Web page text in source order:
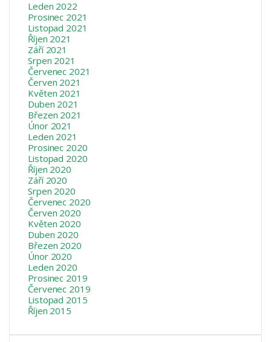
Leden 2022
Prosinec 2021
Listopad 2021
Říjen 2021
Září 2021
Srpen 2021
Červenec 2021
Červen 2021
Květen 2021
Duben 2021
Březen 2021
Únor 2021
Leden 2021
Prosinec 2020
Listopad 2020
Říjen 2020
Září 2020
Srpen 2020
Červenec 2020
Červen 2020
Květen 2020
Duben 2020
Březen 2020
Únor 2020
Leden 2020
Prosinec 2019
Červenec 2019
Listopad 2015
Říjen 2015